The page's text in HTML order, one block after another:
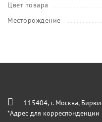
Цвет товара
Месторождение
115404, г. Москва,
*Адрес для корреспонденции